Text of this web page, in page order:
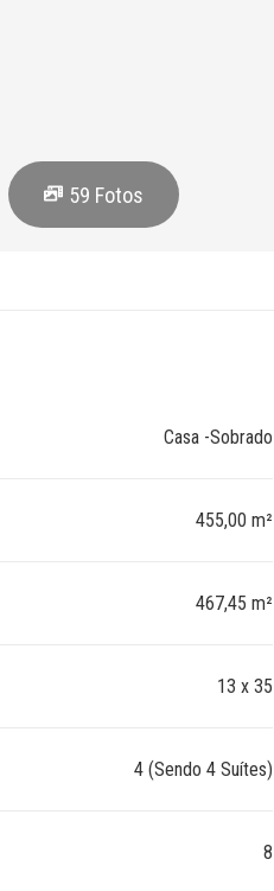
59 Fotos
Casa -Sobrado
455,00 m²
467,45 m²
13 x 35
4 (Sendo 4 Suítes)
8